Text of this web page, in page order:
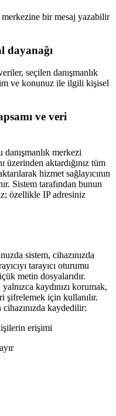
bir mesaj yazabilir
dayanağı
seçilen danışmanlık
ve konunuz ile ilgili kişisel
ve veri
merkezi
aktardığınız tüm
hizmet sağlayıcının
Sistem tarafından bunun
özellikle IP adresiniz
sistem, cihazınızda
tarayıcı oturumu
metin dosyalarıdır.
kaydınızı korumak,
şifrelemek için kullanılır.
kaydedilir:
erişimi